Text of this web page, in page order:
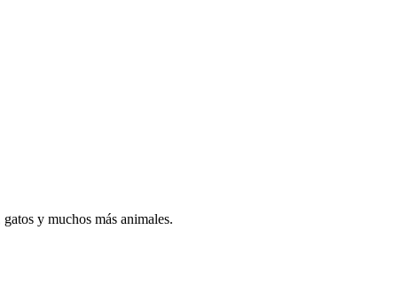
y muchos más animales.